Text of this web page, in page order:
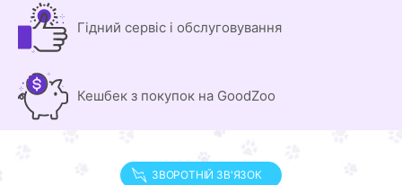
Гідний сервіс і обслуговування
Кешбек з покупок на GoodZoo
ЗВОРОТНІЙ ЗВ'ЯЗОК